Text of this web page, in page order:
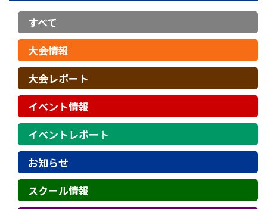
すべて
大会情報
大会レポート
イベント情報
イベントレポート
お知らせ
スクール情報